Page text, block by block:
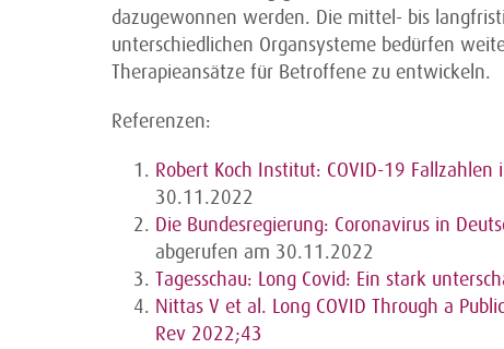
dazugewonnen werden. Die mittel- bis
unterschiedlichen Organsysteme bedürfen
Therapieansätze für Betroffene zu entwickeln.
Referenzen:
Robert Koch Institut: COVID-19
30.11.2022
Die Bundesregierung: Coronavirus in
abgerufen am 30.11.2022
Tagesschau: Long Covid: Ein stark
Nittas V et al. Long COVID Through a
Rev 2022;43